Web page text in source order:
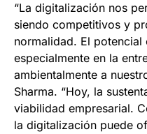
“La digitalización nos
siendo competitivos y
normalidad. El potencial
especialmente en la
ambientalmente a
Sharma. “Hoy, la
viabilidad empresarial.
la digitalización puede